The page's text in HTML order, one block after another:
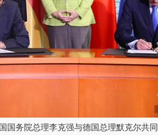
国务院总理李克强与德国总理默克尔共同